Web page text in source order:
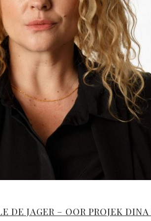
JAGER – OOR PROJEK DINA